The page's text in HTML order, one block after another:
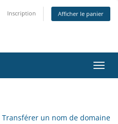
Inscription Afficher le panier
Transférer un nom de domaine